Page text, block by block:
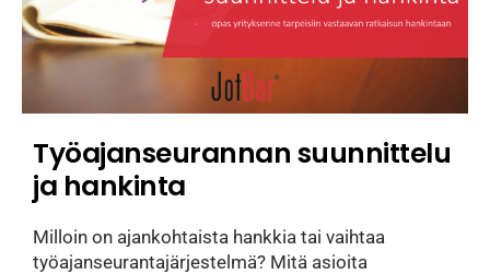
Työajanseurannan suunnittelu
ja hankinta
Milloin on ajankohtaista hankkia tai vaihtaa
työajanseurantajärjestelmä? Mitä asioita